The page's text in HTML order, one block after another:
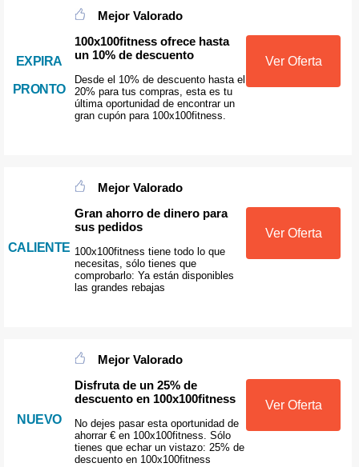
EXPIRA
PRONTO
Mejor Valorado
100x100fitness ofrece hasta
un 10% de descuento
Desde el 10% de descuento hasta el
20% para tus compras, esta es tu
última oportunidad de encontrar un
gran cupón para 100x100fitness.
Ver Oferta
CALIENTE
Mejor Valorado
Gran ahorro de dinero para
sus pedidos
100x100fitness tiene todo lo que
necesitas, sólo tienes que
comprobarlo: Ya están disponibles
las grandes rebajas
Ver Oferta
NUEVO
Mejor Valorado
Disfruta de un 25% de
descuento en 100x100fitness
No dejes pasar esta oportunidad de
ahorrar € en 100x100fitness. Sólo
tienes que echar un vistazo: 25% de
descuento en 100x100fitness
Ver Oferta